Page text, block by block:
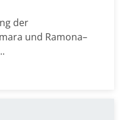
der
und Ramona–